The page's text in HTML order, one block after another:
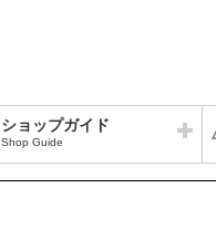
ショップガイド
Shop Guide